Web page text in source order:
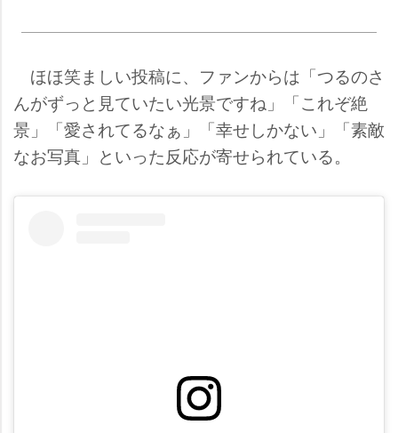
ほほ笑ましい投稿に、ファンからは「つるのさ
んがずっと見ていたい光景ですね」「これぞ絶
景」「愛されてるなぁ」「幸せしかない」「素敵
なお写真」といった反応が寄せられている。